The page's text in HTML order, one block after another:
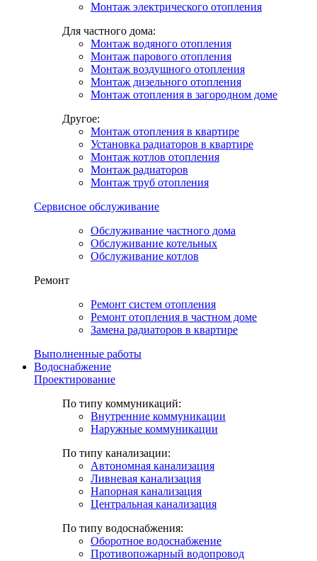
Монтаж электрического отопления
Для частного дома:
Монтаж водяного отопления
Монтаж парового отопления
Монтаж воздушного отопления
Монтаж дизельного отопления
Монтаж отопления в загородном доме
Другое:
Монтаж отопления в квартире
Установка радиаторов в квартире
Монтаж котлов отопления
Монтаж радиаторов
Монтаж труб отопления
Сервисное обслуживание
Обслуживание частного дома
Обслуживание котельных
Обслуживание котлов
Ремонт
Ремонт систем отопления
Ремонт отопления в частном доме
Замена радиаторов в квартире
Выполненные работы
Водоснабжение
Проектирование
По типу коммуникаций:
Внутренние коммуникации
Наружные коммуникации
По типу канализации:
Автономная канализация
Ливневая канализация
Напорная канализация
Центральная канализация
По типу водоснабжения:
Оборотное водоснабжение
Противопожарный водопровод